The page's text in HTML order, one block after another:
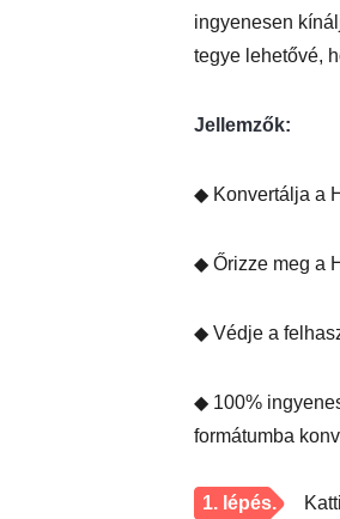
ingyenesen
tegye lehetővé,
Jellemzők:
◆ Konvertálja a
◆ Őrizze meg a
◆ Védje a
◆ 100%
formátumba
1. lépés.